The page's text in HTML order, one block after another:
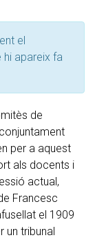
el
apareix fa
de
per a aquest
als docents i
actual,
Francesc
el 1909
un tribunal